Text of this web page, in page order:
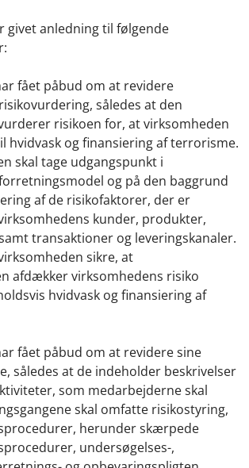
givet anledning til følgende
fået påbud om at revidere
således at den
risikoen for, at virksomheden
hvidvask og finansiering af terrorisme.
skal tage udgangspunkt i
og på den baggrund
af de risikofaktorer, der er
kunder, produkter,
transaktioner og leveringskanaler.
sikre, at
afdækker virksomhedens risiko
hvidvask og finansiering af
fået påbud om at revidere sine
således at de indeholder beskrivelser
som medarbejderne skal
skal omfatte risikostyring,
herunder skærpede
undersøgelses-,